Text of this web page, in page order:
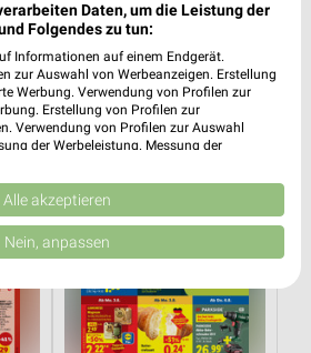
Lidl
Daten, um die Leistung der
Folgendes zu tun:
Informationen auf einem Endgerät.
zur Auswahl von Werbeanzeigen. Erstellung
Werbung. Verwendung von Profilen zur
Erstellung von Profilen zur
Verwendung von Profilen zur Auswahl
der Werbeleistung. Messung der
verschiedenen Quellen. Entwicklung und
reduzierter Daten zur Auswahl
Union weitergegeben und in die
IAB-Anbieter)
Alle akzeptieren
Nein, anpassen